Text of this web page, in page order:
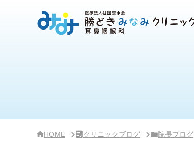
HOME クリニックブログ 院長ブログ